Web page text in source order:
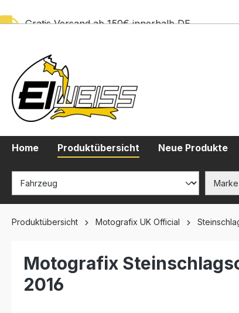
Gratis Versand ab 150€ innerhalb DE
Home Produktübersicht Neue Produkte
Produktübersicht Motografix UK Official
Motografix
2016